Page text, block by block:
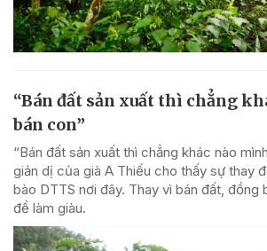
“Bán đất sản xuất thì chẳng
bán con”
“Bán đất sản xuất thì chẳng khác nào
giản dị của già A Thiếu cho thấy sự thay
bào DTTS nơi đây. Thay vì bán đất, đồng
để làm giàu.